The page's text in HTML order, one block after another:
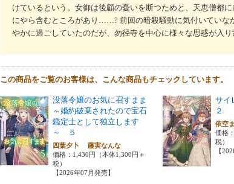
けているという。女御は後顧の憂いを断つためと、天恵僧都
にやら含むところがあり……? 前回の暗殺騒動に気付いていな
やかに過ごしていたのだが、勿径寺を中心に様々な思惑が入
この商品をご覧のお客様は、こんな商品もチェックしています。
没落令嬢のお気に召すまま
～婚約破棄されたので宝石
鑑定士として独立します
～ ５
四葉夕卜 藤実なんな
価格：1,430円（本体1,300円＋
税）
【2026年07月発売】
サイ
２
依空
価格
税）
【